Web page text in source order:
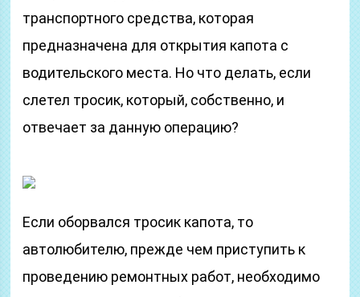
транспортного средства, которая
предназначена для открытия капота с
водительского места. Но что делать, если
слетел тросик, который, собственно, и
отвечает за данную операцию?
Если оборвался тросик капота, то
автолюбителю, прежде чем приступить к
проведению ремонтных работ, необходимо